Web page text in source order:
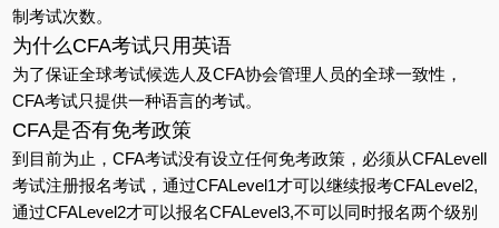
制考试次数。
为什么CFA考试只用英语
为了保证全球考试候选人及CFA协会管理人员的全球一致性，
CFA考试只提供一种语言的考试。
CFA是否有免考政策
到目前为止，CFA考试没有设立任何免考政策，必须从CFALevell
考试注册报名考试，通过CFALevel1才可以继续报考CFALevel2,
通过CFALevel2才可以报名CFALevel3,不可以同时报名两个级别